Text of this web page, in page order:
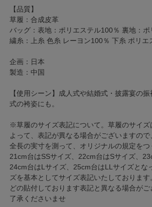
【品質】
草履：合成皮革
バッグ：表地：ポリエステル100％ 裏地：ポ
繍糸：上糸 色糸 レーヨン100％ 下糸 ポリエ
企画：日本
製造：中国
【使用シーン】成人式や結婚式・披露宴の
式の袴姿にも。
※草履のサイズ表記について。草履のサイズ
よって、表記が異なる場合がございますの
全長の実寸を測って、オリジナルの規定をつ
21cm台はSSサイズ、22cm台はSサイズ、
24cm台はLサイズ、25cm台はLLサイズとな
ズを基本としてサイズ表記いたしておりま
どの貼付しております表記と異なる場合が
了承くださいませ